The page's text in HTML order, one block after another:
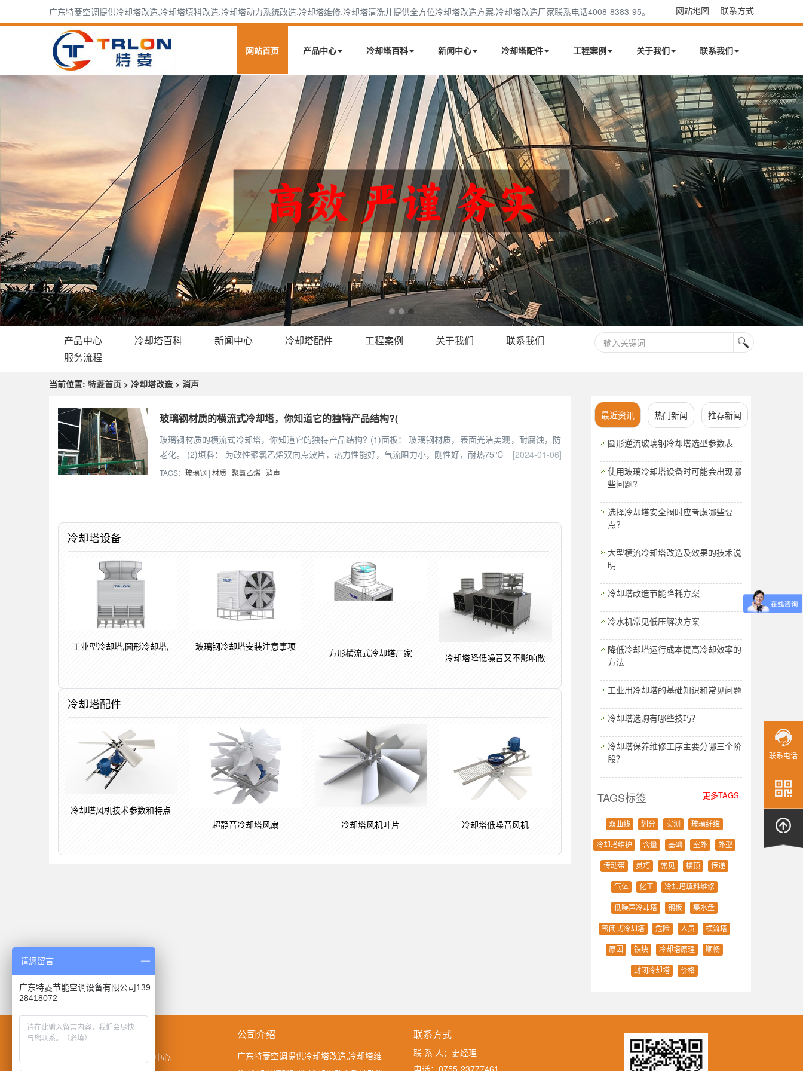
广东特菱空调提供冷却塔改造,冷却塔填料改造,冷却塔动力系统改造,冷却塔维修,冷却塔清洗并提供全方位冷却塔改造方案,冷却塔改造厂家联系电话4008-8383-95。 网站地图 联系方式
网站首页 产品中心 冷却塔百科 新闻中心 冷却塔配件 工程案例 关于我们 联系我们
产品中心 冷却塔百科 新闻中心 冷却塔配件 工程案例 关于我们
联系我们
服务流程
当前位置: 特菱首页 > 冷却塔改造 > 消声
玻璃钢材质的横流式冷却塔，你知道它的独特产品结构?(
玻璃钢材质的横流式冷却塔，你知道它的独特产品结构? (1)面板： 玻璃钢材质，表面光洁美观，耐腐蚀，防
老化。 (2)填料： 为改性聚氯乙烯双向点波片，热力性能好，气流阻力小，刚性好，耐热75℃
[2024-01-06]
TAGS： 玻璃钢 | 材质 | 聚氯乙烯 | 消声 |
冷却塔设备
工业型冷却塔,圆形冷却塔, 玻璃钢冷却塔安装注意事项
方形横流式冷却塔厂家 冷却塔降低噪音又不影响散
冷却塔配件
冷却塔风机技术参数和特点
超静音冷却塔风扇
冷却塔风机叶片 冷却塔低噪音风机
最近资讯 热门新闻 推荐新闻
圆形逆流玻璃钢冷却塔选型参数表
使用玻璃冷却塔设备时可能会出现哪
些问题?
选择冷却塔安全阀时应考虑哪些要
点?
大型横流冷却塔改造及效果的技术说
明
冷却塔改造节能降耗方案
冷水机常见低压解决方案
降低冷却塔运行成本提高冷却效率的
方法
工业用冷却塔的基础知识和常见问题
冷却塔选购有哪些技巧？
冷却塔保养维修工序主要分哪三个阶
段？
TAGS标签 更多TAGS
双曲线 划分 实测 玻璃纤维
冷却塔维护 含量 基础 室外 外型
传动带 灵巧 常见 楼顶 传递
气体 化工 冷却塔填料维修
低噪声冷却塔 钢板 集水盘
密闭式冷却塔 危险 人员 横流塔
原因 铁块 冷却塔原理 顺畅
封闭冷却塔 价格
网站导航
新闻中心
公司介绍
广东特菱空调提供冷却塔改造,冷却塔维
联系方式
联 系 人：史经理
电话：0755-23777461
联系电话
请您留言
广东特菱节能空调设备有限公司139
28418072